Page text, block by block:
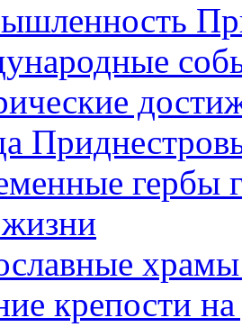
гербы
крепости